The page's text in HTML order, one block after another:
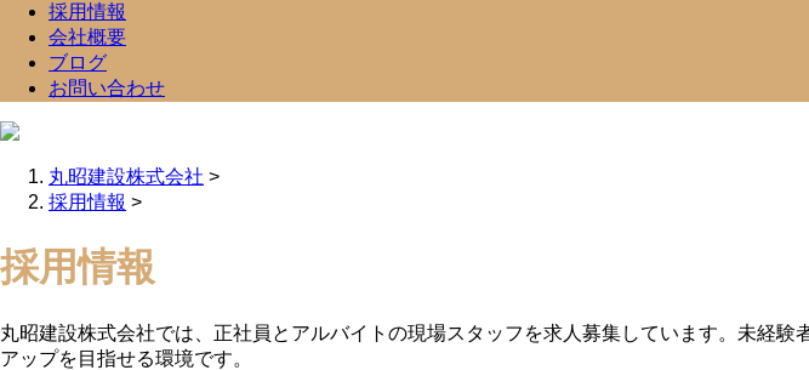
採用情報
会社概要
ブログ
お問い合わせ
丸昭建設株式会社 >
採用情報 >
採用情報
丸昭建設株式会社では、正社員とアルバイトの現場スタッフを求人募集しています。未経
アップを目指せる環境です。